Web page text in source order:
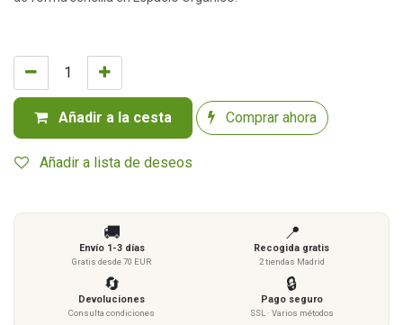
Añadir a la cesta Comprar ahora
Añadir a lista de deseos
🚚
Envío 1-3 días
Gratis desde 70 EUR
📍
Recogida gratis
2 tiendas Madrid
🔄
Devoluciones
Consulta condiciones
🔒
Pago seguro
SSL · Varios métodos